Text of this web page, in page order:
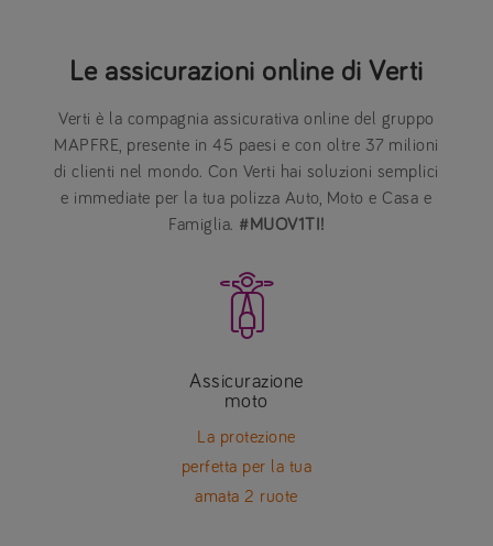
Le assicurazioni online di Verti
Verti è la compagnia assicurativa online del gruppo
MAPFRE, presente in 45 paesi e con oltre 37 milioni
di clienti nel mondo. Con Verti hai soluzioni semplici
e immediate per la tua polizza Auto, Moto e Casa e
Famiglia. #MUOV1TI!

Assicurazione
moto
La protezione
perfetta per la tua
amata 2 ruote